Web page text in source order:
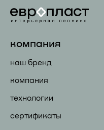
компания
наш бренд
компания
технологии
сертификаты